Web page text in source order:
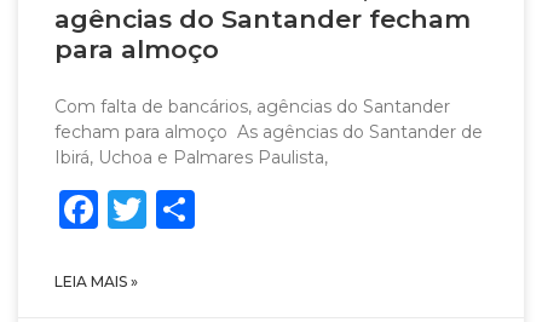
agências do Santander fecham
para almoço
Com falta de bancários, agências do Santander
fecham para almoço As agências do Santander de
Ibirá, Uchoa e Palmares Paulista,
Facebook
Twitter
LEIA MAIS »